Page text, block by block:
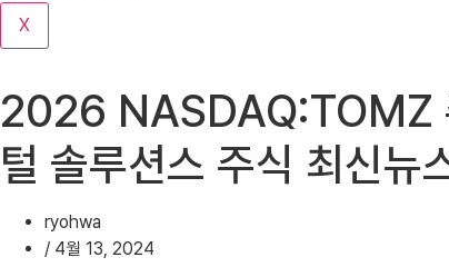
기
X
2026 NASDAQ:TOMZ
털 솔루션스 주식 최신뉴
ryohwa
/ 4월 13, 2024